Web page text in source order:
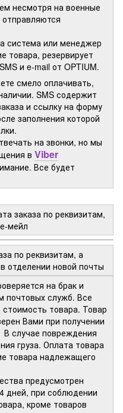
несмотря на военные
система или менеджер
товара, резервирует
и e-mail от OPTIUM.
смело оплачивать,
SMS содержит
и ссылку на форму
заполнения которой
на звонки, но мы
в Viber
Все будет
заказа по реквизитам,
мейл
по реквизитам, а
отделении новой почты
на брак и
почтовых служб. Все
товара. Товар
Вами при получении
случае повреждения
груза. Оплата товара
товара надлежащего
предусмотрен
дней, при соблюдении
кроме товаров